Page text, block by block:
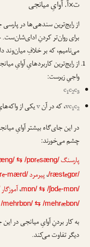
ت×آ. آوایِ میانجی
از رایج‌ترین سندهی‌ها در
برای ر‌وان‌تر کردنِ ادای‌شان‌ست.
می‌نامیم، که بر خلافِ میان‌وند
از رایج‌ترین کاربردهایِ آوایِ
واجیِ زیرست:
c1c2c3
vc1c2 ، که در آنvیکی از
در این جای‌گاه بیشتر آوایِ
چشم می‌خورند:
پارسنگ
⇆ /pɒresæng/
/ræstegɒr/ ،پیرمرد e-mærd/
mɒn/⇆ /ʃɒde-mɒn/ ،آموزگار
/mehrbɒn/⇆ /mehræbɒn/
به کار بردنِ آوایِ میانجی در
دیگر تفاوت می‌کند.